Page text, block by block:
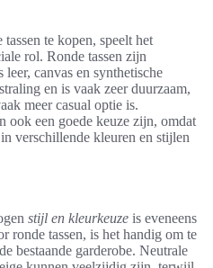
te kopen, speelt het
rol. Ronde tassen zijn
canvas en synthetische
en is vaak zeer duurzaam,
meer casual optie is.
ook een goede keuze zijn, omdat
verschillende kleuren en stijlen
stijl en kleurkeuze is eveneens
ronde tassen, is het handig om te
bestaande garderobe. Neutrale